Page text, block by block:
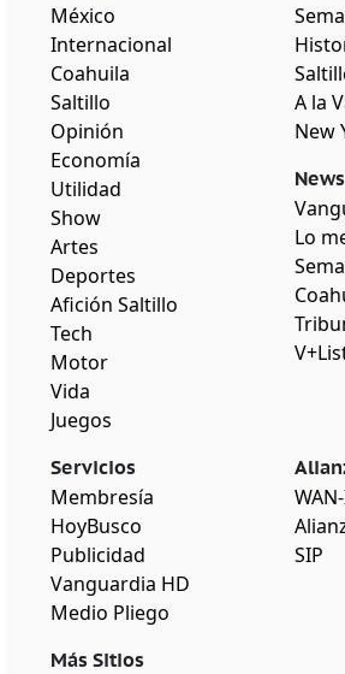
México
Internacional
Coahuila
Saltillo
Opinión
Economía
Utilidad
Show
Artes
Deportes
Afición Saltillo
Tech
Motor
Vida
Juegos
A la
New
Lo
Servicios
Membresía
HoyBusco
Publicidad
Vanguardia HD
Medio Pliego
Más Sitios
SIP